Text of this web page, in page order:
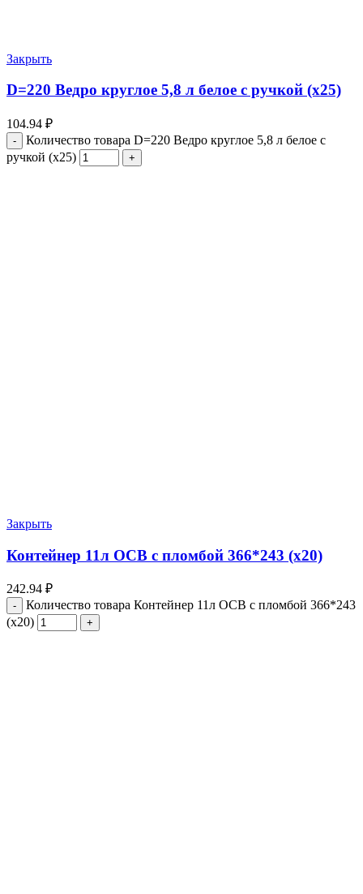
Закрыть
D=220 Ведро круглое 5,8 л белое с ручкой (х25)
104.94 ₽
Количество товара D=220 Ведро круглое 5,8 л белое с
ручкой (х25)
Закрыть
Контейнер 11л ОСВ с пломбой 366*243 (х20)
242.94 ₽
Количество товара Контейнер 11л ОСВ с пломбой 366*243
(х20)